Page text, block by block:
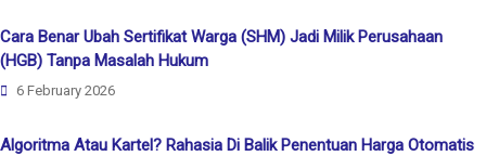
Cara Benar Ubah Sertifikat Warga (SHM) Jadi Milik Perusahaan
(HGB) Tanpa Masalah Hukum
6 February 2026
Algoritma Atau Kartel? Rahasia Di Balik Penentuan Harga Otomatis